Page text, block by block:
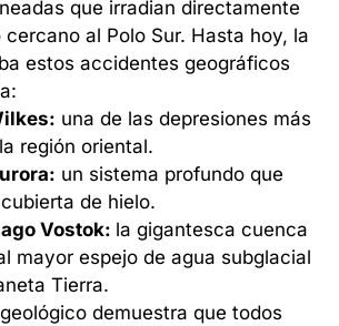
que irradian directamente
al Polo Sur. Hasta hoy, la
estos accidentes geográficos
una de las depresiones más
región oriental.
un sistema profundo que
de hielo.
Vostok: la gigantesca cuenca
mayor espejo de agua subglacial
Tierra.
demuestra que todos